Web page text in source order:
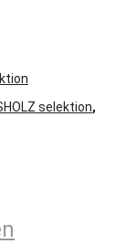
selektion,